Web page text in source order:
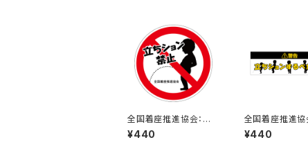
全国着座推進協会：立
ちション禁止ステッカー
7A
¥440
全国着座推進協
ちションするべか
テッカー 1B
¥440